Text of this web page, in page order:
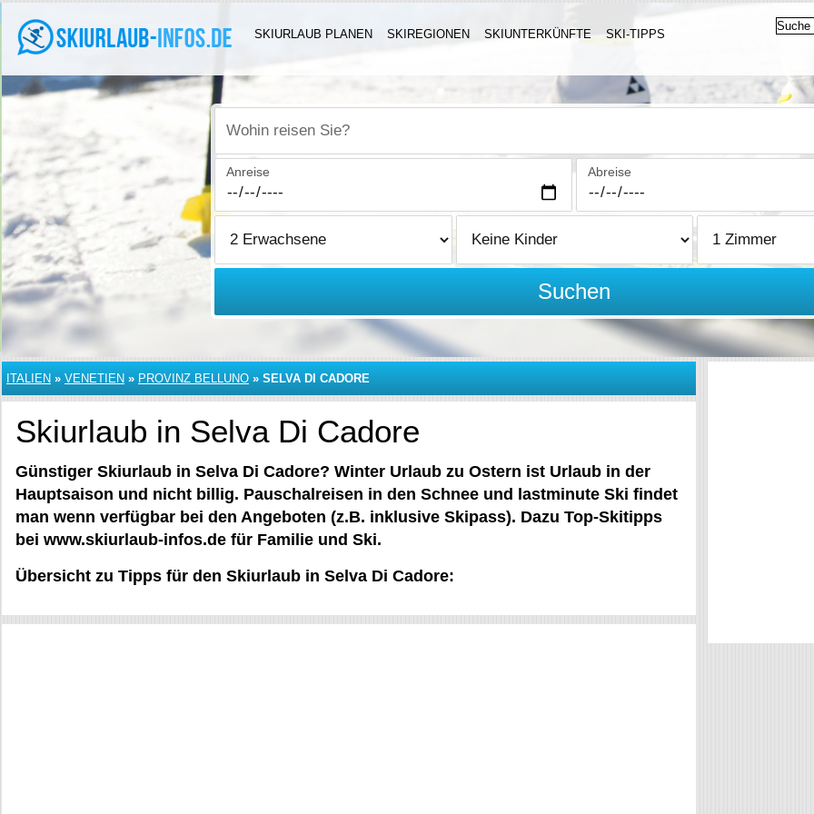
SKIURLAUB PLANEN SKIREGIONEN SKIUNTERKÜNFTE SKI-TIPPS
Wohin reisen Sie?
Anreise Abreise
Suchen
ITALIEN » VENETIEN » PROVINZ BELLUNO » SELVA DI CADORE
Skiurlaub in Selva Di Cadore
Günstiger Skiurlaub in Selva Di Cadore? Winter Urlaub zu Ostern ist Urlaub in der
Hauptsaison und nicht billig. Pauschalreisen in den Schnee und lastminute Ski findet
man wenn verfügbar bei den Angeboten (z.B. inklusive Skipass). Dazu Top-Skitipps
bei www.skiurlaub-infos.de für Familie und Ski.
Übersicht zu Tipps für den Skiurlaub in Selva Di Cadore: